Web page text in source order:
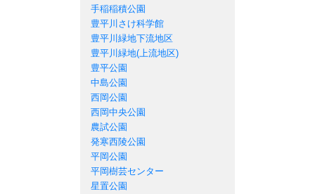
手稲稲積公園
豊平川さけ科学館
豊平川緑地下流地区
豊平川緑地(上流地区)
豊平公園
中島公園
西岡公園
西岡中央公園
農試公園
発寒西陵公園
平岡公園
平岡樹芸センター
星置公園